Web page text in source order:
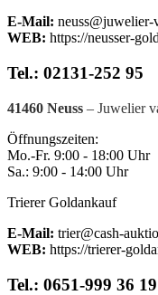
E-Mail:
WEB: https://neusser-
Tel.: 02131-252 95
41460 Neuss – Juwelier
Öffnungszeiten:
Mo.-Fr. 9:00 - 18:00 Uhr
Sa.: 9:00 - 14:00 Uhr
Trierer Goldankauf
E-Mail: trier@cash-
WEB: https://trierer-
Tel.: 0651-999 36 19